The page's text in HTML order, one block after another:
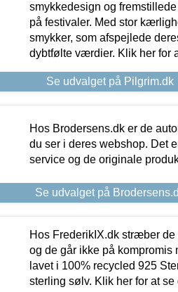
smykkedesign og
på festivaler. Med stor
smykker, som afspejlede
dybtfølte værdier. Klik her for
Se udvalget på Pilgrim.dk
Hos Brodersens.dk er de
du ser i deres webshop. Det
service og de originale
Se udvalget på
Hos FrederikIX.dk stræber
og de går ikke på kompromis
lavet i 100% recycled 925
sterling sølv. Klik her for at se